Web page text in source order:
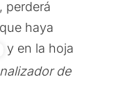
perderá
haya
y en la hoja
de